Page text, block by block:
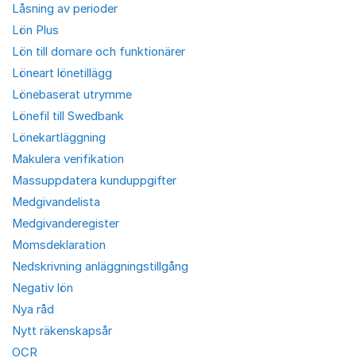
Låsning av perioder
Lön Plus
Lön till domare och funktionärer
Löneart lönetillägg
Lönebaserat utrymme
Lönefil till Swedbank
Lönekartläggning
Makulera verifikation
Massuppdatera kunduppgifter
Medgivandelista
Medgivanderegister
Momsdeklaration
Nedskrivning anläggningstillgång
Negativ lön
Nya råd
Nytt räkenskapsår
OCR